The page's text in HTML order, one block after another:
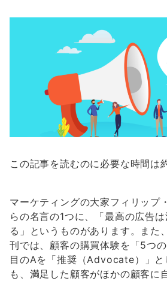
この記事を読むのに必要な時間は
マーケティングの大家フィリップ
らの名言の1つに、「最高の広告
る」というものがあります。また
刊では、顧客の購買体験を「5つ
目のAを「推奨（Advocate）」と
も、満足した顧客がほかの顧客に